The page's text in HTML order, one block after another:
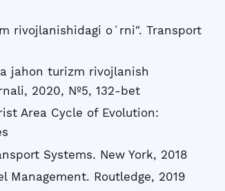
rivojlanishidagi oʻrni". Transport
jahon turizm rivojlanish
2020, №5, 132-bet
Area Cycle of Evolution:
Systems. New York, 2018
Management. Routledge, 2019